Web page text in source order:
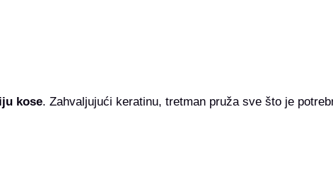
kose. Zahvaljujući keratinu, tretman pruža sve što je